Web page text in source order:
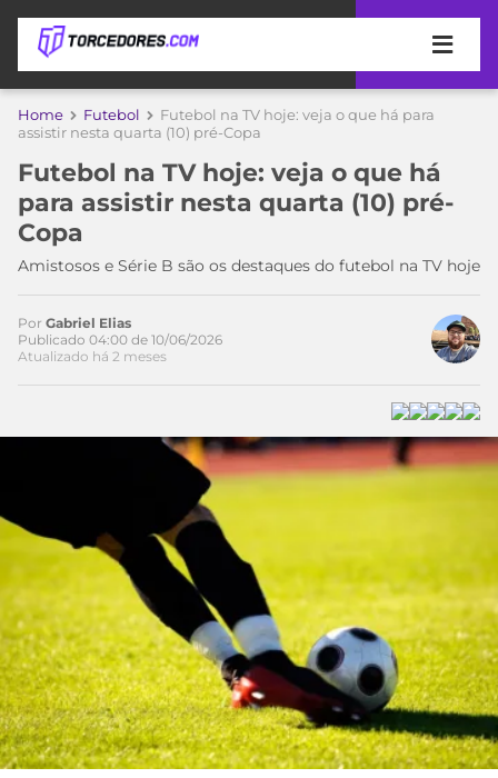
APOSTAS
DE
APOSTA
MELHORES
SITES
DE
APOSTAS
2026
PROMOCIONAL
CÓDIGO
DE
INDICAÇÃO
BET365
CÓDIGO
BETANO
MELHORES
COPA
DO
MUNDO
TIMES
MEU
PALMEIRAS
CORINTHIANS
SÃO
PAULO
SANTOS
FLAMENGO
CAMPEONATOS
BRASILEIRÃO
LIBERTADORES
COPA
DO
BRASIL
PREMIER
LEAGUE
MERCADO
DA
BOLA
PALPITES
Home Futebol
Futebol na TV hoje: veja o que há para
assistir nesta quarta (10) pré-Copa
Futebol na TV hoje: veja o que há
para assistir nesta quarta (10) pré-
Copa
Amistosos e Série B são os destaques do futebol na TV hoje
Por Gabriel Elias
Publicado 04:00 de 10/06/2026
Atualizado há 2 meses